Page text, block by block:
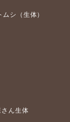
シ（生体）
ん生体